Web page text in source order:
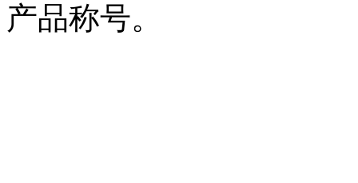
产品称号。